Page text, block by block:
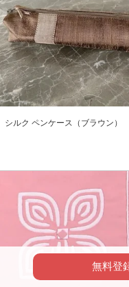
シルク ペンケース（ブラウン）
無料登